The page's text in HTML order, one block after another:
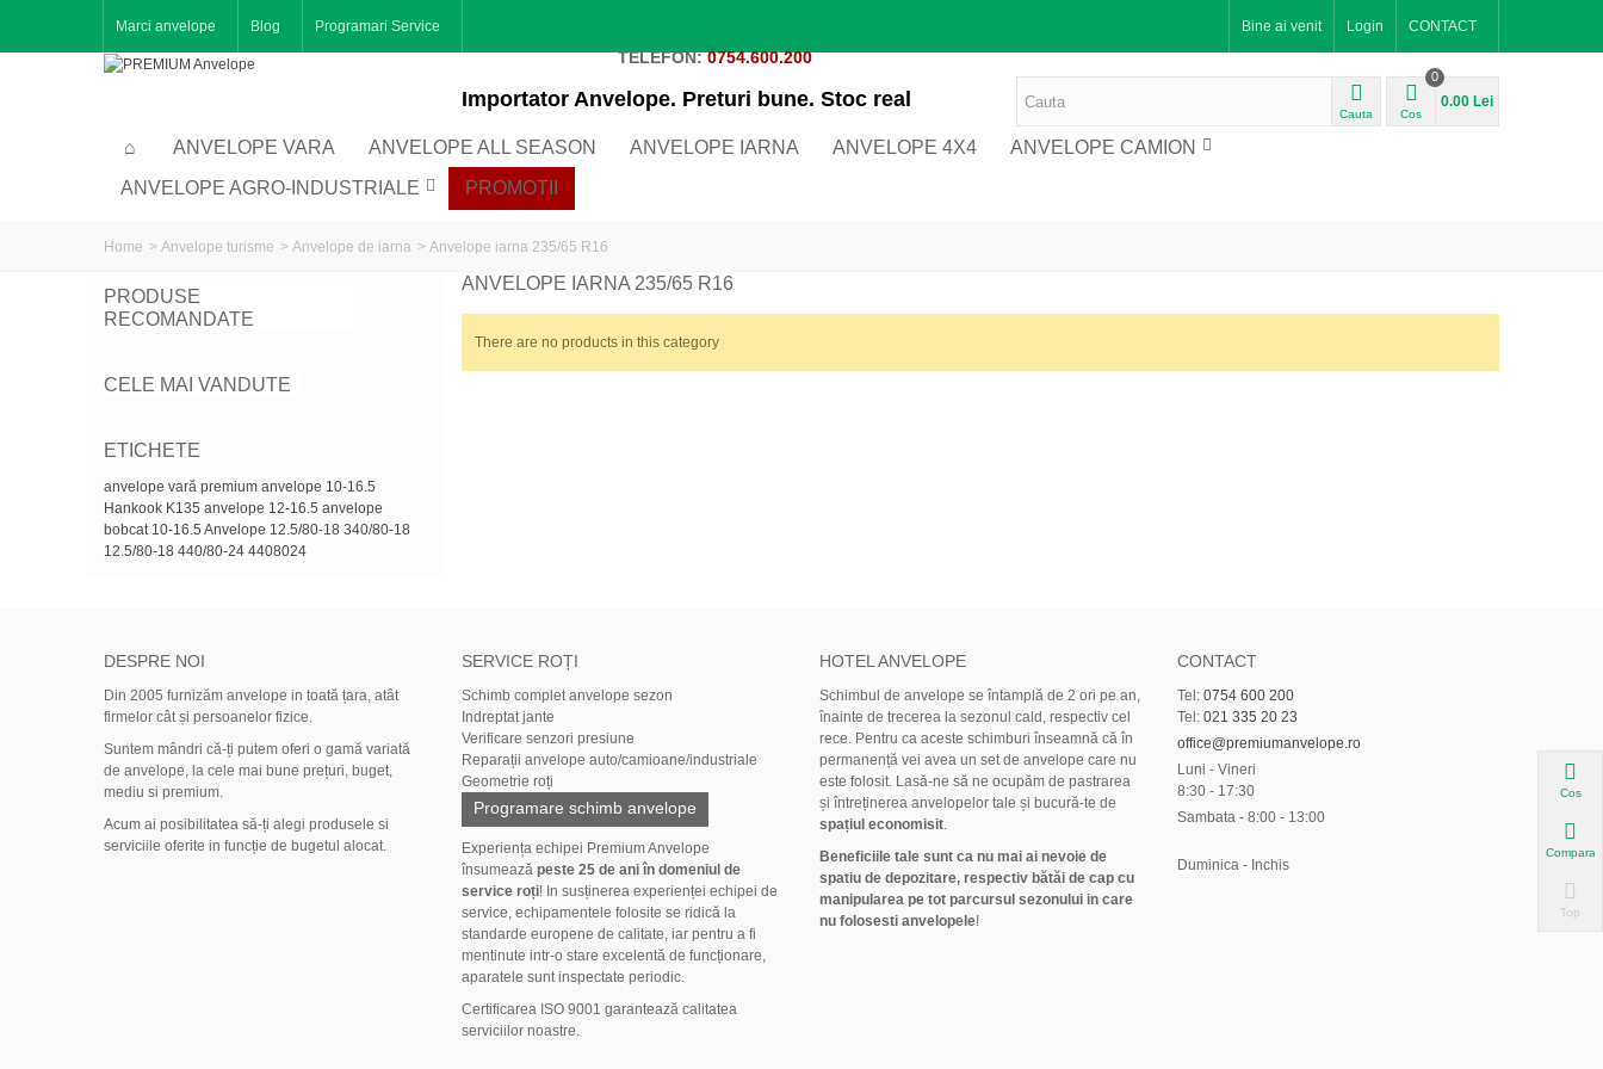
CONTACT
Marci anvelope Blog Programari Service Bine ai venit Login
TELEFON:0754.600.200
Importator Anvelope. Preturi bune. Stoc real
Cauta Cos
0
0.00 Lei
ANVELOPE VARA ANVELOPE ALL SEASON ANVELOPE IARNA ANVELOPE 4X4
ANVELOPE CAMION
ANVELOPE AGRO-INDUSTRIALE
PROMOTII
Home > Anvelope turisme > Anvelope de iarna > Anvelope iarna 235/65 R16
PRODUSE
RECOMANDATE
CELE MAI VANDUTE
ETICHETE
anvelope vară premium anvelope 10-16.5
Hankook K135 anvelope 12-16.5 anvelope
bobcat 10-16.5 Anvelope 12.5/80-18 340/80-18
12.5/80-18 440/80-24 4408024
ANVELOPE IARNA 235/65 R16
There are no products in this category
DESPRE NOI
Din 2005 furnizăm anvelope in toată țara, atât
firmelor cât și persoanelor fizice.
Suntem mândri că-ți putem oferi o gamă variată
de anvelope, la cele mai bune prețuri, buget,
mediu si premium.
Acum ai posibilitatea să-ți alegi produsele si
serviciile oferite in funcție de bugetul alocat.
SERVICE ROȚI
Schimb complet anvelope sezon
Indreptat jante
Verificare senzori presiune
Reparații anvelope auto/camioane/industriale
Geometrie roți
Programare schimb anvelope
Experiența echipei Premium Anvelope
însumează peste 25 de ani în domeniul de
service roți! In susținerea experienței echipei de
service, echipamentele folosite se ridică la
standarde europene de calitate, iar pentru a fi
mentinute intr-o stare excelentă de funcționare,
aparatele sunt inspectate periodic.
Certificarea ISO 9001 garantează calitatea
serviciilor noastre.
HOTEL ANVELOPE
Schimbul de anvelope se întamplă de 2 ori pe an,
înainte de trecerea la sezonul cald, respectiv cel
rece. Pentru ca aceste schimburi înseamnă că în
permanență vei avea un set de anvelope care nu
este folosit. Lasă-ne să ne ocupăm de pastrarea
și întreținerea anvelopelor tale și bucură-te de
spațiul economisit.
Beneficiile tale sunt ca nu mai ai nevoie de
spatiu de depozitare, respectiv bătăi de cap cu
manipularea pe tot parcursul sezonului in care
nu folosesti anvelopele!
CONTACT
Tel: 0754 600 200
Tel: 021 335 20 23
office@premiumanvelope.ro
Luni - Vineri
8:30 - 17:30
Sambata - 8:00 - 13:00
Duminica - Inchis
Cos
Compara
Top